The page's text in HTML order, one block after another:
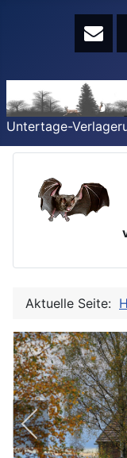
Untertage-
Aktuelle Seite: